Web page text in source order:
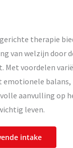
therapie
van welzijn door
Met voordelen
balans,
aanvulling op
leven.
intake